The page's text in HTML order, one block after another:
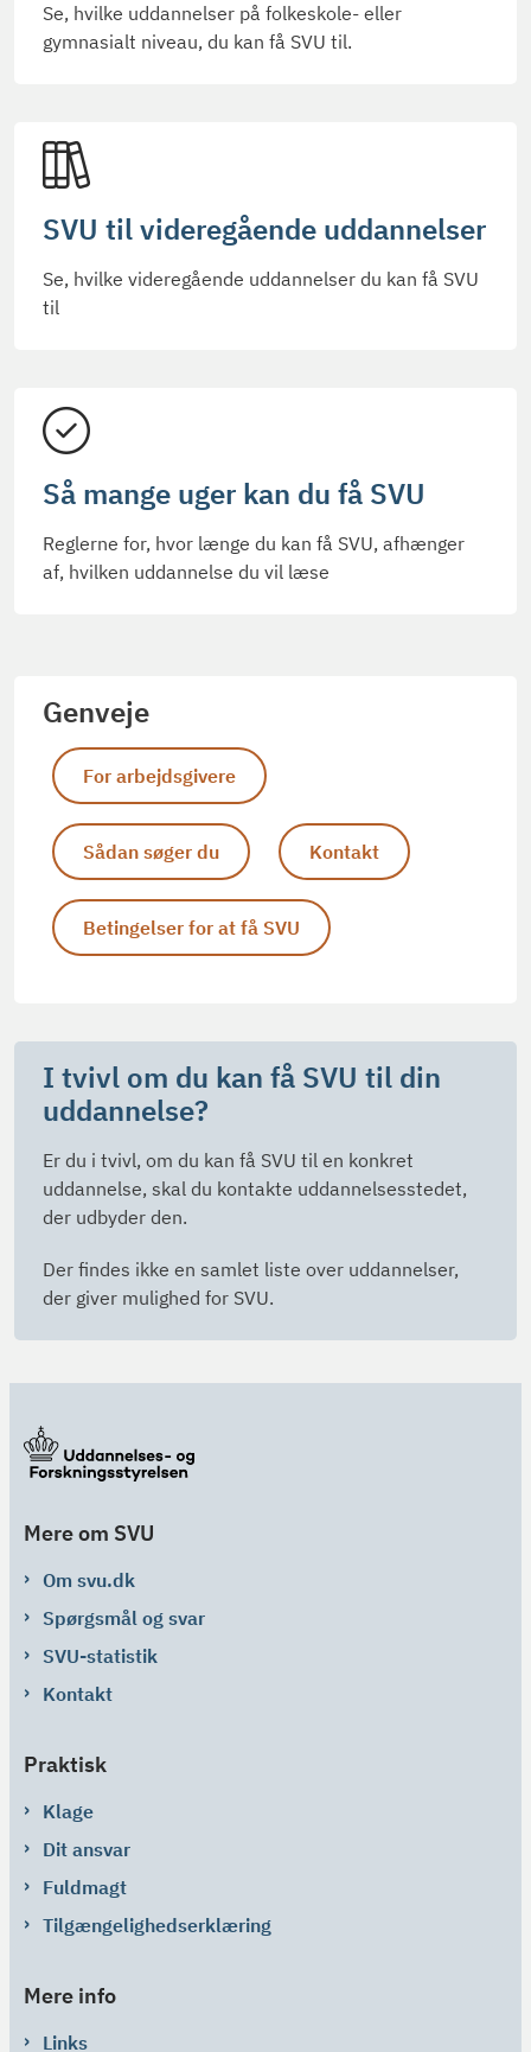
Se, hvilke uddannelser på folkeskole- eller
gymnasialt niveau, du kan få SVU til.
SVU til videregående uddannelser
Se, hvilke videregående uddannelser du kan få SVU
til
Så mange uger kan du få SVU
Reglerne for, hvor længe du kan få SVU, afhænger
af, hvilken uddannelse du vil læse
Genveje
For arbejdsgivere
Sådan søger du Kontakt
Betingelser for at få SVU
I tvivl om du kan få SVU til din
uddannelse?
Er du i tvivl, om du kan få SVU til en konkret
uddannelse, skal du kontakte uddannelsesstedet,
der udbyder den.
Der findes ikke en samlet liste over uddannelser,
der giver mulighed for SVU.
Mere om SVU
Om svu.dk
Spørgsmål og svar
SVU-statistik
Kontakt
Praktisk
Klage
Dit ansvar
Fuldmagt
Tilgængelighedserklæring
Mere info
Links